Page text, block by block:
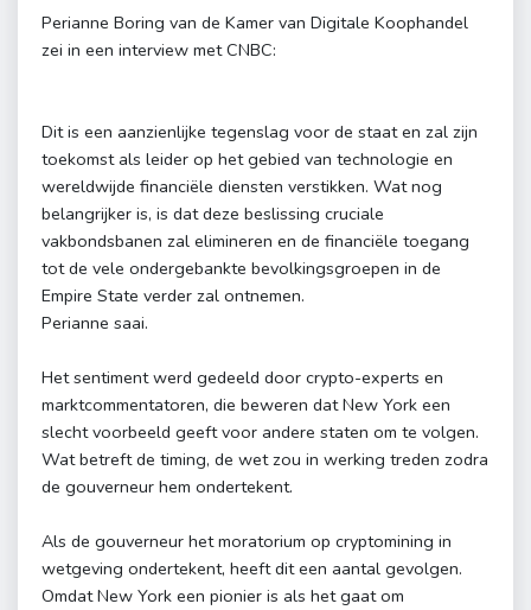
Perianne Boring van de Kamer van Digitale Koophandel
zei in een interview met CNBC:
Dit is een aanzienlijke tegenslag voor de staat en zal zijn
toekomst als leider op het gebied van technologie en
wereldwijde financiële diensten verstikken. Wat nog
belangrijker is, is dat deze beslissing cruciale
vakbondsbanen zal elimineren en de financiële toegang
tot de vele ondergebankte bevolkingsgroepen in de
Empire State verder zal ontnemen.
Perianne saai.
Het sentiment werd gedeeld door crypto-experts en
marktcommentatoren, die beweren dat New York een
slecht voorbeeld geeft voor andere staten om te volgen.
Wat betreft de timing, de wet zou in werking treden zodra
de gouverneur hem ondertekent.
Als de gouverneur het moratorium op cryptomining in
wetgeving ondertekent, heeft dit een aantal gevolgen.
Omdat New York een pionier is als het gaat om